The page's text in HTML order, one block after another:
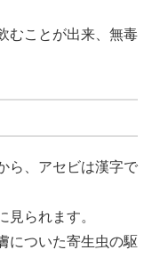
むことが出来、無毒
ら、アセビは漢字で
られます。
についた寄生虫の駆